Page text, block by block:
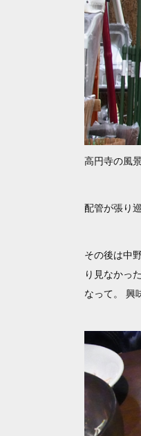
高円寺の風
配管が張り
その後は中
り見なかっ
なって。 興